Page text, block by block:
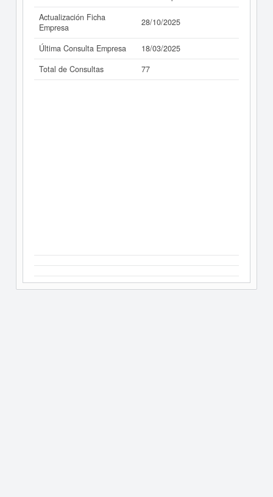
Actualización Ficha
Empresa
28/10/2025
Última Consulta Empresa
18/03/2025
Total de Consultas
77